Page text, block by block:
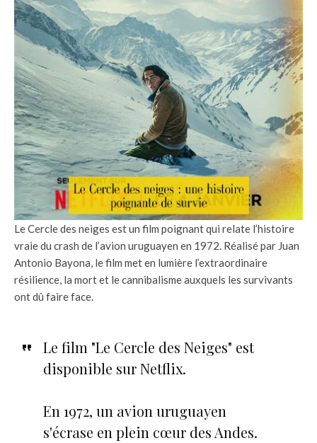
Le Cercle des neiges est un film poignant qui relate l’histoire
vraie du crash de l’avion uruguayen en 1972. Réalisé par Juan
Antonio Bayona, le film met en lumière l’extraordinaire
résilience, la mort et le cannibalisme auxquels les survivants
ont dû faire face.
Le film "Le Cercle des Neiges" est
disponible sur Netflix.
En 1972, un avion uruguayen
s'écrase en plein cœur des Andes.